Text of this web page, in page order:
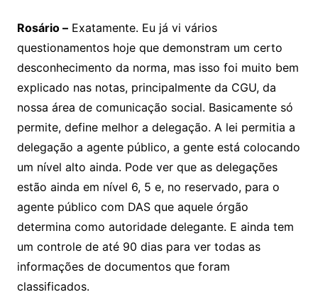
Rosário –Exatamente. Eu já vi vários
questionamentos hoje que demonstram um certo
desconhecimento da norma, mas isso foi muito bem
explicado nas notas, principalmente da CGU, da
nossa área de comunicação social. Basicamente só
permite, define melhor a delegação. A lei permitia a
delegação a agente público, a gente está colocando
um nível alto ainda. Pode ver que as delegações
estão ainda em nível 6, 5 e, no reservado, para o
agente público com DAS que aquele órgão
determina como autoridade delegante. E ainda tem
um controle de até 90 dias para ver todas as
informações de documentos que foram
classificados.